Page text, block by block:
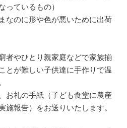
っているもの）
なのに形や色が悪いために出荷
者やひとり親家庭などで家族揃
とが難しい子供達に手作りで温
お礼の手紙（子ども食堂に農産
施報告）をお送りいたします。